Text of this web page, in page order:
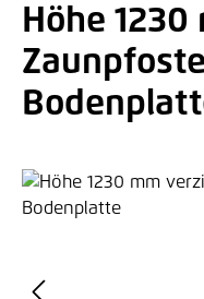
Höhe
Bildergalerie